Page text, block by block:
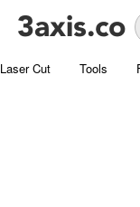
Laser Cut Tools